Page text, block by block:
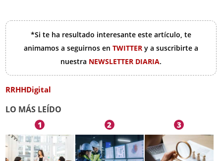
*Si te ha resultado interesante este artículo, te
animamos a seguirnos en TWITTER y a suscribirte a
nuestra NEWSLETTER DIARIA.
RRHHDigital
LO MÁS LEÍDO
1 2 3